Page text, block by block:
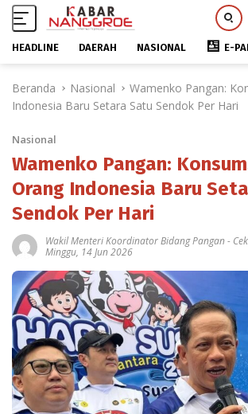
HEADLINE DAERAH NASIONAL E-
Beranda Nasional
Wamenko Pangan:
Indonesia Baru Setara Satu Sendok Per Hari
Nasional
Wamenko Pangan:
Orang Indonesia Baru
Sendok Per Hari
Wakil Menteri Koordinator Bidang Pangan-
Minggu, 14 Jun 2026